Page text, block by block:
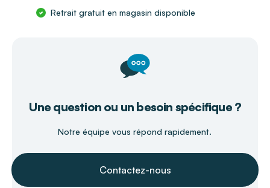
Retrait gratuit en magasin disponible
Une question ou un besoin spécifique ?
Notre équipe vous répond rapidement.
Contactez-nous